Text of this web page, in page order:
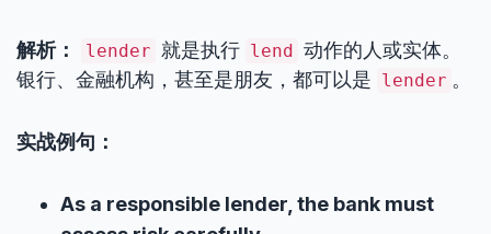
解析： lender 就是执行 lend 动作的人或实体。
银行、金融机构，甚至是朋友，都可以是 lender 。
实战例句：
As a responsible lender, the bank must